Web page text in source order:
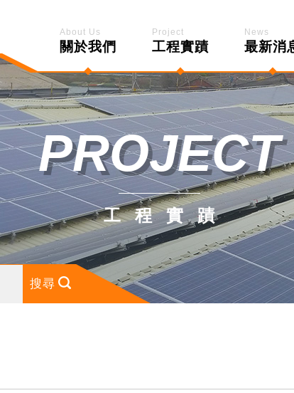
About Us
關於我們
Project
工程實蹟
News
最新消
PROJECT
工程實蹟
搜尋